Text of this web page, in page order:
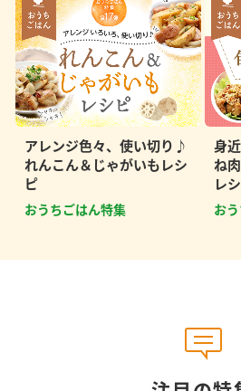
アレンジ色々、使い切り♪
れんこん＆じゃがいもレシ
ピ
おうちごはん特集
身
ね
レ
お